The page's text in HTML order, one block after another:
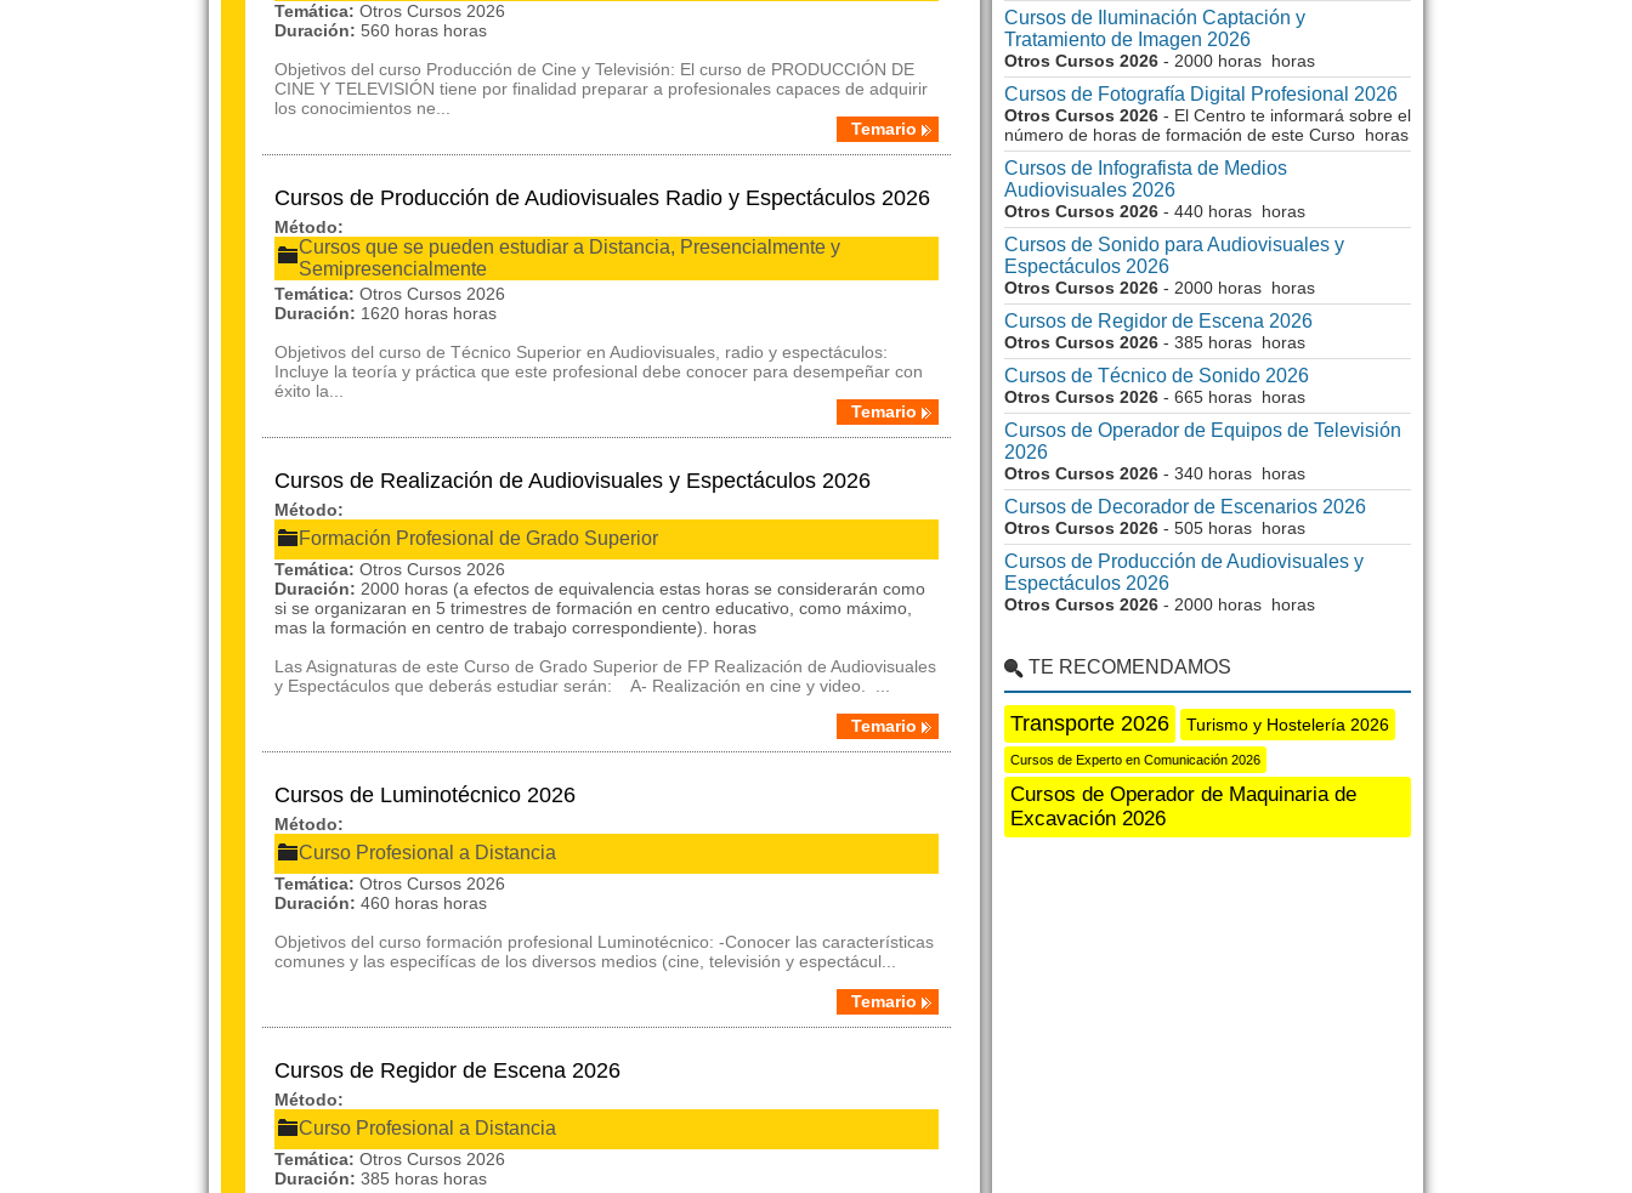
Temática: Otros Cursos 2026
Duración: 560 horas horas
Objetivos del curso Producción de Cine y Televisión: El curso de PRODUCCIÓN DE
CINE Y TELEVISIÓN tiene por finalidad preparar a profesionales capaces de adquirir
los conocimientos ne...
Temario
Cursos de Producción de Audiovisuales Radio y Espectáculos 2026
Método:
Cursos que se pueden estudiar a Distancia, Presencialmente y
Semipresencialmente
Temática: Otros Cursos 2026
Duración: 1620 horas horas
Objetivos del curso de Técnico Superior en Audiovisuales, radio y espectáculos:
Incluye la teoría y práctica que este profesional debe conocer para desempeñar con
éxito la...
Temario
Cursos de Realización de Audiovisuales y Espectáculos 2026
Método:
Formación Profesional de Grado Superior
Temática: Otros Cursos 2026
Duración: 2000 horas (a efectos de equivalencia estas horas se considerarán como
si se organizaran en 5 trimestres de formación en centro educativo, como máximo,
mas la formación en centro de trabajo correspondiente). horas
Las Asignaturas de este Curso de Grado Superior de FP Realización de Audiovisuales
y Espectáculos que deberás estudiar serán: A- Realización en cine y video. ...
Temario
Cursos de Luminotécnico 2026
Método:
Curso Profesional a Distancia
Temática: Otros Cursos 2026
Duración: 460 horas horas
Objetivos del curso formación profesional Luminotécnico: -Conocer las características
comunes y las especifícas de los diversos medios (cine, televisión y espectácul...
Temario
Cursos de Regidor de Escena 2026
Método:
Curso Profesional a Distancia
Temática: Otros Cursos 2026
Duración: 385 horas horas
Cursos de Iluminación Captación y
Tratamiento de Imagen 2026
Otros Cursos 2026 - 2000 horas horas
Cursos de Fotografía Digital Profesional 2026
Otros Cursos 2026 - El Centro te informará sobre el
número de horas de formación de este Curso horas
Cursos de Infografista de Medios
Audiovisuales 2026
Otros Cursos 2026 - 440 horas horas
Cursos de Sonido para Audiovisuales y
Espectáculos 2026
Otros Cursos 2026 - 2000 horas horas
Cursos de Regidor de Escena 2026
Otros Cursos 2026 - 385 horas horas
Cursos de Técnico de Sonido 2026
Otros Cursos 2026 - 665 horas horas
Cursos de Operador de Equipos de Televisión
2026
Otros Cursos 2026 - 340 horas horas
Cursos de Decorador de Escenarios 2026
Otros Cursos 2026 - 505 horas horas
Cursos de Producción de Audiovisuales y
Espectáculos 2026
Otros Cursos 2026 - 2000 horas horas
TE RECOMENDAMOS
Transporte 2026 Turismo y Hostelería 2026
Cursos de Experto en Comunicación 2026
Cursos de Operador de Maquinaria de
Excavación 2026